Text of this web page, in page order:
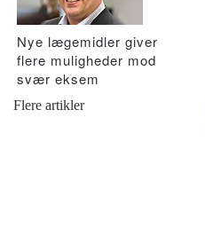
Nye lægemidler giver
flere muligheder mod
svær eksem
Flere artikler